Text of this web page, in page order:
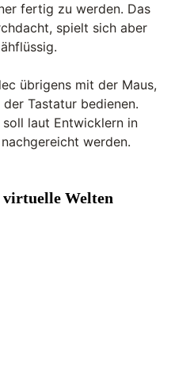
fertig zu werden. Das
spielt sich aber
übrigens mit der Maus,
Tastatur bedienen.
laut Entwicklern in
werden.
virtuelle Welten